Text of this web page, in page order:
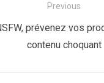
Previous
prévenez vos
contenu choquant